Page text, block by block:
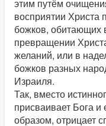
этим путём
восприятии Христа
божков, обитающих
превращении
желаний, или в
божков разных
Израиля.
Так, вместо
присваивает Бога и
образом, отрицает